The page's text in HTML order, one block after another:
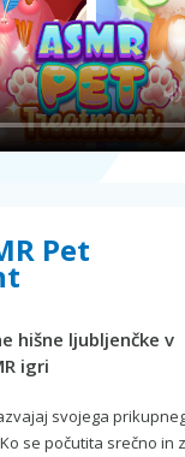
Pet
hišne ljubljenčke v
igri
svojega
se počutita srečno in